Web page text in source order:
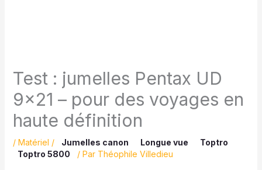
Test : jumelles Pentax UD
9×21 – pour des voyages en
haute définition
/ Matériel / Jumelles canon Longue vue
Toptro
Toptro 5800
/ Par Théophile Villedieu